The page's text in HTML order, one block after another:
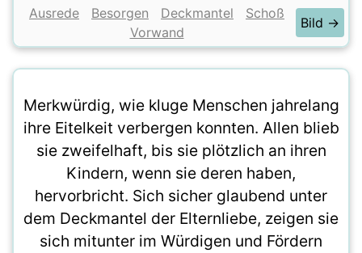
Ausrede Besorgen Deckmantel
Schoß
Vorwand
Bild →
Merkwürdig, wie kluge Menschen jahrelang
ihre Eitelkeit verbergen konnten. Allen blieb
sie zweifelhaft, bis sie plötzlich an ihren
Kindern, wenn sie deren haben,
hervorbricht. Sich sicher glaubend unter
dem Deckmantel der Elternliebe, zeigen sie
sich mitunter im Würdigen und Fördern